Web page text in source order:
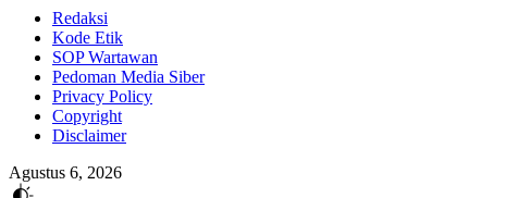
Redaksi
Kode Etik
SOP Wartawan
Pedoman Media Siber
Privacy Policy
Copyright
Disclaimer
Agustus 6, 2026